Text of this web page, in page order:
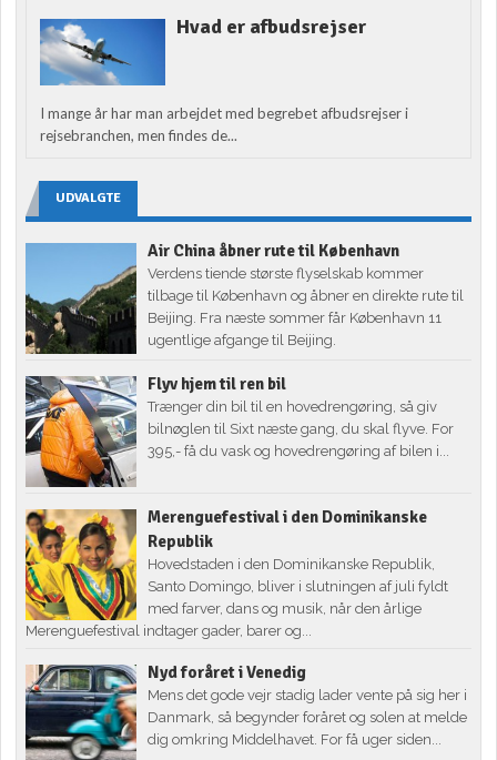
Hvad er afbudsrejser
I mange år har man arbejdet med begrebet afbudsrejser i
rejsebranchen, men findes de...
UDVALGTE
Air China åbner rute til København
Verdens tiende største flyselskab kommer
tilbage til København og åbner en direkte rute til
Beijing. Fra næste sommer får København 11
ugentlige afgange til Beijing.
Flyv hjem til ren bil
Trænger din bil til en hovedrengøring, så giv
bilnøglen til Sixt næste gang, du skal flyve. For
395,- få du vask og hovedrengøring af bilen i...
Merenguefestival i den Dominikanske
Republik
Hovedstaden i den Dominikanske Republik,
Santo Domingo, bliver i slutningen af juli fyldt
med farver, dans og musik, når den årlige
Merenguefestival indtager gader, barer og...
Nyd foråret i Venedig
Mens det gode vejr stadig lader vente på sig her i
Danmark, så begynder foråret og solen at melde
dig omkring Middelhavet. For få uger siden...